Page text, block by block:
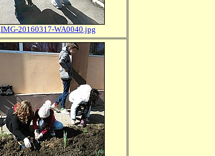
IMG-20160317-WA0040.jpg